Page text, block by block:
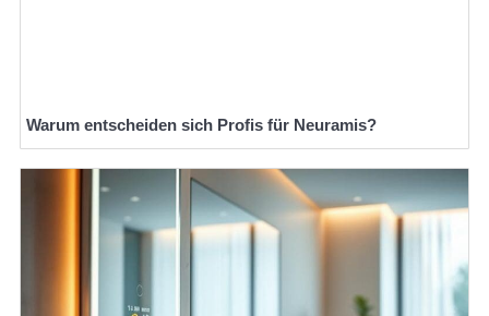
Warum entscheiden sich Profis für Neuramis?